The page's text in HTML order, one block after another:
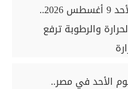
طقس اليوم الأحد 9 أغسطس 2026..
والرطوبة ترفع
الأحد في مصر..